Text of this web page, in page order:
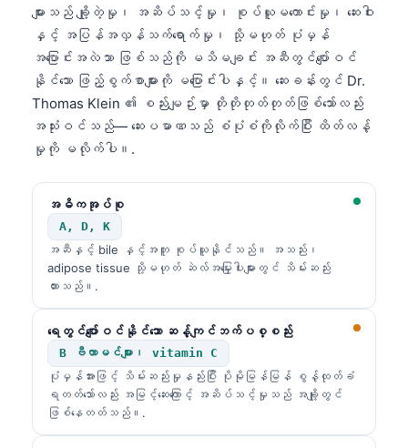
များသည် ချို့တဲ့မှု၊ အဆိပ်သင့်မှု၊ စုပ်ယူမကောင်းမှု၊ ဆေးဝါး
နှင့် အပြန်အလှန်သက်ရောက်မှု၊ သို့မဟုတ် ပုံမှန်
အပြောင်းအလဲသာ ဖြစ်သည်ကို မသိမချင်း အဆီတွင်ပျော်ဝင်
နိုင်သော ဖြည့်စွက်စာများကို မပြောင်းပါနှင့်။ ဆေးခန်းတွင် Dr.
Thomas Klein ၏ စည်းမျဉ်းမှာ တိုတိုတုတ်တုတ်ဖြစ်သော်လည်း
အသုံးဝင်သည်— ဆေးပမာဏသည် စံပုံစံကိုလိုက်ပြီး ထိတ်လန့်
မှုကို မလိုက်ပါ။.
အဓိကအုပ်စု
A, D, K
အဆီနှင့် bile နှင့်အတူ စုပ်ယူနိုင်သည်။ အသည်း၊
adipose tissue သို့မဟုတ် ဆဲလ်အမြှေးပါးများတွင် သိမ်းဆည်း
ထားသည်။.
ရေတွင်ပျော်ဝင်နိုင်သော ဆန့်ကျင်ဘက်ပစ္စည်း
B ဗီတာမင်များ၊ vitamin C
ပုံမှန်အားဖြင့် သိမ်းဆည်းမှုနည်းပြီး ပိုမိုမြန်မြန် စွန့်ထုတ်ခံ
ရတတ်သော်လည်း အမြင့်ဆေးကြောင့် အဆိပ်သင့်မှုသည် အချို့တွင်
ဖြစ်နေတတ်သည်။.